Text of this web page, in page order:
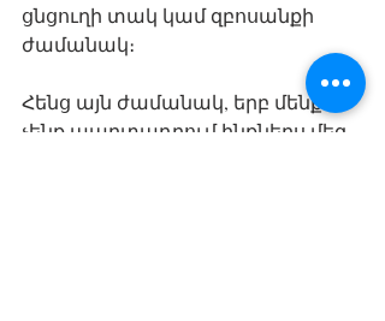
ցնցուղի տակ կամ զբոսանքի
ժամանակ։
Հենց այն ժամանակ, երբ մենք
չենք պարտադրում ինքներս մեզ